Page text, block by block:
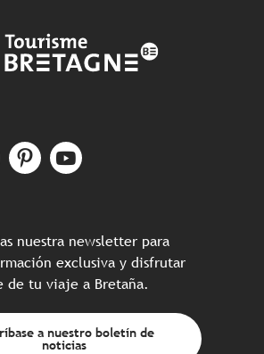
nuestra newsletter para
exclusiva y disfrutar
de tu viaje a Bretaña.
a nuestro boletín de
noticias